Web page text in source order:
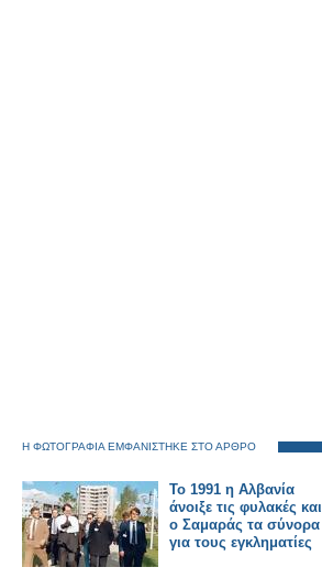
Η ΦΩΤΟΓΡΑΦΙΑ ΕΜΦΑΝΙΣΤΗΚΕ ΣΤΟ ΑΡΘΡΟ
Το 1991 η Αλβανία
άνοιξε τις φυλακές και
ο Σαμαράς τα σύνορα
για τους εγκληματίες